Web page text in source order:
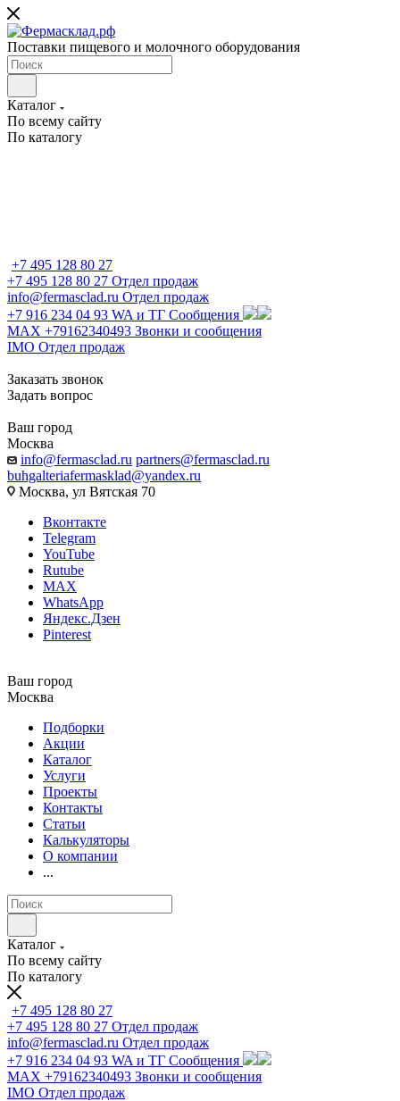
Поставки пищевого и молочного оборудования
Каталог
По всему сайту
По каталогу
+7 495 128 80 27
+7 495 128 80 27 Отдел продаж
info@fermasclad.ru Отдел продаж
+7 916 234 04 93 WA и ТГ Сообщения
MAX +79162340493 Звонки и сообщения
IMO Отдел продаж
Заказать звонок
Задать вопрос
Ваш город
Москва
info@fermasclad.ru partners@fermasclad.ru
buhgalteriafermasklad@yandex.ru
Москва, ул Вятская 70
Вконтакте
Telegram
YouTube
Rutube
MAX
WhatsApp
Яндекс.Дзен
Pinterest
Ваш город
Москва
Подборки
Акции
Каталог
Услуги
Проекты
Контакты
Статьи
Калькуляторы
О компании
...
Каталог
По всему сайту
По каталогу
+7 495 128 80 27
+7 495 128 80 27 Отдел продаж
info@fermasclad.ru Отдел продаж
+7 916 234 04 93 WA и ТГ Сообщения
MAX +79162340493 Звонки и сообщения
IMO Отдел продаж